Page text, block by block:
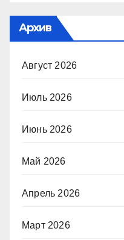
Архив
Август 2026
Июль 2026
Июнь 2026
Май 2026
Апрель 2026
Март 2026